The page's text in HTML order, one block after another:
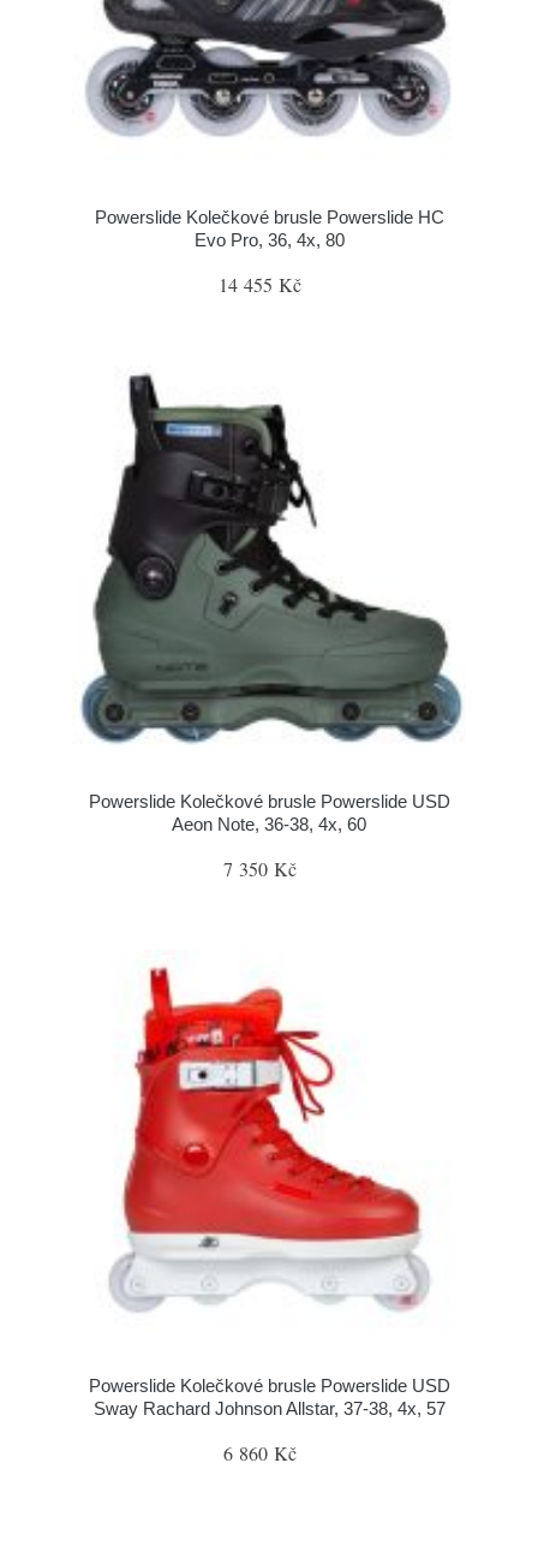
Powerslide Kolečkové brusle Powerslide HC
Evo Pro, 36, 4x, 80
14 455 Kč
Powerslide Kolečkové brusle Powerslide USD
Aeon Note, 36-38, 4x, 60
7 350 Kč
Powerslide Kolečkové brusle Powerslide USD
Sway Rachard Johnson Allstar, 37-38, 4x, 57
6 860 Kč